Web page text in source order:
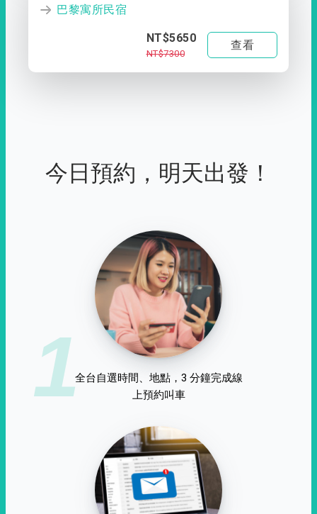
巴黎寓所民宿
NT$5650
NT$7300
查看
今日預約，明天出發！
1全台自選時間、地點，3 分鐘完成線
上預約叫車